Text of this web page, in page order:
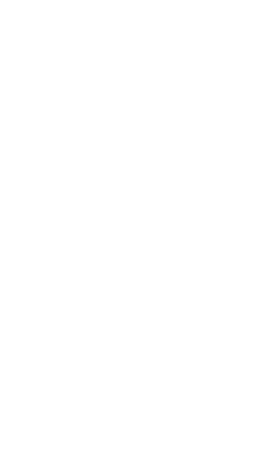
dels migrants actuals que
identificant-se amb ells.
teatre
no ho han aconseguit i també